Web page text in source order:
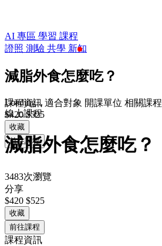
AI 專區 學習 課程
證照 測驗 共學 新知
減脂外食怎麼吃？
課程資訊 適合對象 開課單位 相關課程
$420 $525
收藏
前往課程
Loading...
線上課程
減脂外食怎麼吃？
3483次瀏覽
分享
$420 $525
收藏
前往課程
課程資訊